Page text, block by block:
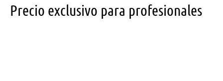
Precio exclusivo para profesionales